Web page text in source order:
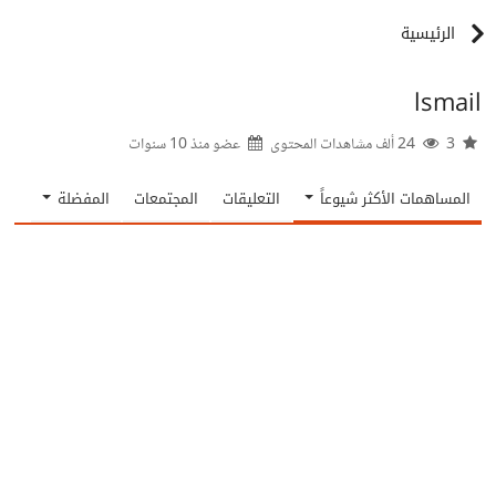
الرئيسية
lsmail
عضو منذ10 سنوات
المساهمات الأكثر شيوعاً التعليقات المجتمعات المفضلة